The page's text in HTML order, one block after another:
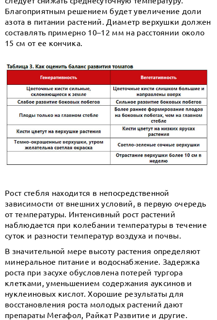
Благоприятным решением будет увеличение доли
азота в питании растений. Диаметр верхушки должен
составлять примерно 10–12 мм на расстоянии около
15 см от ее кончика.
Рост стебля находится в непосредственной
зависимости от внешних условий, в первую очередь
от температуры. Интенсивный рост растений
наблюдается при колебании температуры в течение
суток и разности температур воздуха и почвы.
В значительной мере высоту растения определяют
минеральное питание и водоснабжение. Задержка
роста при засухе обусловлена потерей тургора
клетками, уменьшением содержания ауксинов и
нуклеиновых кислот. Хорошие результаты для
восстановления роста молодых растений дают
препараты Мегафол, Райкат Развитие и другие.